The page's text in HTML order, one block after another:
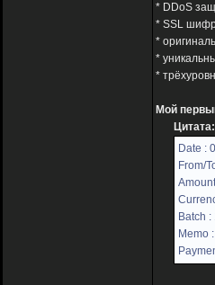
* DDoS
* SSL
*
*
*
Мой
Цитата:
Date :
From/
Batch
Memo